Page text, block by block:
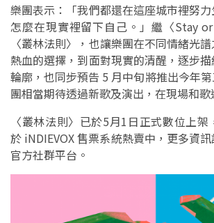
樂團表示：「我們都還在這座城市裡努
怎麼在現實裡留下自己。」繼〈Stay
〈叢林法則〉，也讓樂團在不同情緒光
熱血的選擇，到面對現實的清醒，逐步
輪廓，也同步預告 5 月中旬將推出今年
團相當期待透過新歌及演出，在現場和歌
〈叢林法則〉已於5月1日正式數位上
於 iNDIEVOX 售票系統熱賣中，更多資
官方社群平台。